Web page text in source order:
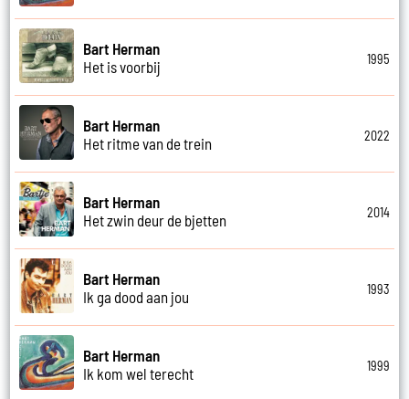
Bart Herman
Het is voorbij
1995
Bart Herman
Het ritme van de trein
2022
Bart Herman
Het zwin deur de bjetten
2014
Bart Herman
Ik ga dood aan jou
1993
Bart Herman
Ik kom wel terecht
1999